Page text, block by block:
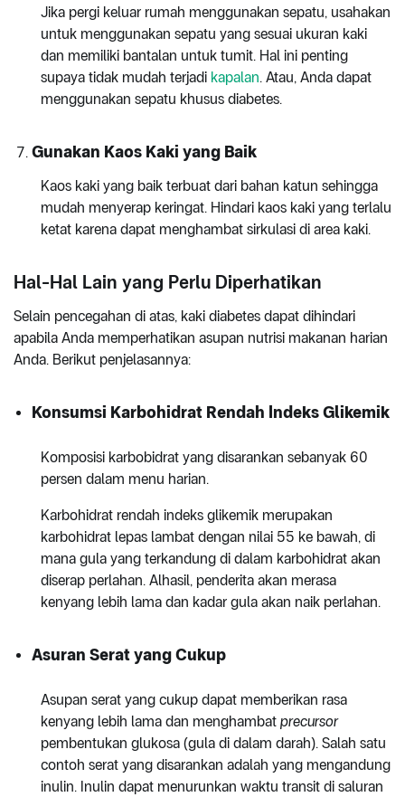
Jika pergi keluar rumah menggunakan sepatu, usahakan
untuk menggunakan sepatu yang sesuai ukuran kaki
dan memiliki bantalan untuk tumit. Hal ini penting
supaya tidak mudah terjadi kapalan. Atau, Anda dapat
menggunakan sepatu khusus diabetes.
Gunakan Kaos Kaki yang Baik
Kaos kaki yang baik terbuat dari bahan katun sehingga
mudah menyerap keringat. Hindari kaos kaki yang terlalu
ketat karena dapat menghambat sirkulasi di area kaki.
Hal-Hal Lain yang Perlu Diperhatikan
Selain pencegahan di atas, kaki diabetes dapat dihindari
apabila Anda memperhatikan asupan nutrisi makanan harian
Anda. Berikut penjelasannya:
Konsumsi Karbohidrat Rendah Indeks Glikemik
Komposisi karbobidrat yang disarankan sebanyak 60
persen dalam menu harian.
Karbohidrat rendah indeks glikemik merupakan
karbohidrat lepas lambat dengan nilai 55 ke bawah, di
mana gula yang terkandung di dalam karbohidrat akan
diserap perlahan. Alhasil, penderita akan merasa
kenyang lebih lama dan kadar gula akan naik perlahan.
Asuran Serat yang Cukup
Asupan serat yang cukup dapat memberikan rasa
kenyang lebih lama dan menghambat precursor
pembentukan glukosa (gula di dalam darah). Salah satu
contoh serat yang disarankan adalah yang mengandung
inulin. Inulin dapat menurunkan waktu transit di saluran